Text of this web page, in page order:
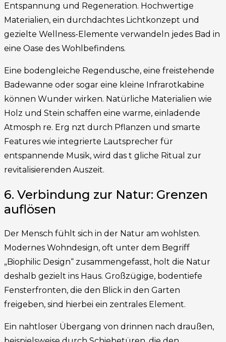
Entspannung und Regeneration. Hochwertige
Materialien, ein durchdachtes Lichtkonzept und
gezielte Wellness-Elemente verwandeln jedes Bad in
eine Oase des Wohlbefindens.
Eine bodengleiche Regendusche, eine freistehende
Badewanne oder sogar eine kleine Infrarotkabine
können Wunder wirken. Natürliche Materialien wie
Holz und Stein schaffen eine warme, einladende
Atmosph re. Erg nzt durch Pflanzen und smarte
Features wie integrierte Lautsprecher für
entspannende Musik, wird das t gliche Ritual zur
revitalisierenden Auszeit.
6. Verbindung zur Natur: Grenzen
auflösen
Der Mensch fühlt sich in der Natur am wohlsten.
Modernes Wohndesign, oft unter dem Begriff
„Biophilic Design“ zusammengefasst, holt die Natur
deshalb gezielt ins Haus. Großzügige, bodentiefe
Fensterfronten, die den Blick in den Garten
freigeben, sind hierbei ein zentrales Element.
Ein nahtloser Übergang von drinnen nach draußen,